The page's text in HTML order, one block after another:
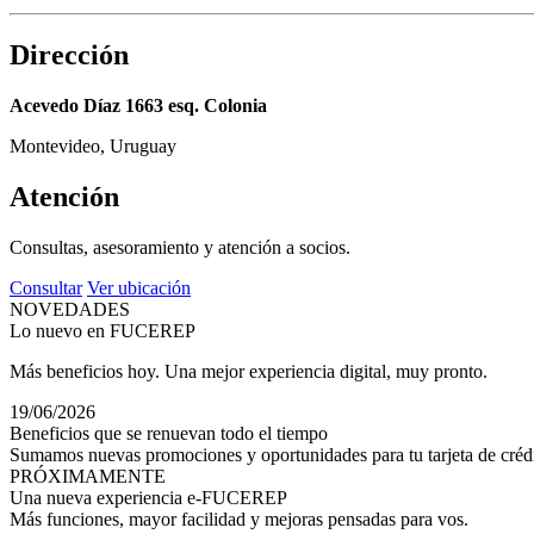
Dirección
Acevedo Díaz 1663 esq. Colonia
Montevideo, Uruguay
Atención
Consultas, asesoramiento y atención a socios.
Consultar Ver ubicación
NOVEDADES
Lo nuevo en FUCEREP
Más beneficios hoy. Una mejor experiencia digital, muy pronto.
19/06/2026
Beneficios que se renuevan todo el tiempo
Sumamos nuevas promociones y oportunidades para tu tarjeta de
PRÓXIMAMENTE
Una nueva experiencia e-FUCEREP
Más funciones, mayor facilidad y mejoras pensadas para vos.